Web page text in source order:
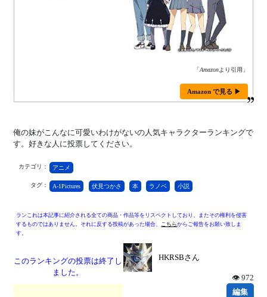
「Amazonより引用」
Amazon で見る ▶
俺の妹がこんなに可愛いわけがないの人気キャラクターランキングで
す。好きな人に投票してください。
カテゴリ： アニメ
タグ： A-1Pictures 伏見つかさ 本 ラノベ 小説
ランこれは本記事に紹介される全ての商品・作品等をリスペクトしており、またその権利を侵害
するものではありません。それに反する投稿があった場合、 こちらからご報告をお願い致しま
す。
このランキングの投票は終了し
ました。
HKRSBさん
👁 972
編集